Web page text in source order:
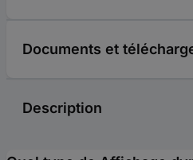
Documents et
Description